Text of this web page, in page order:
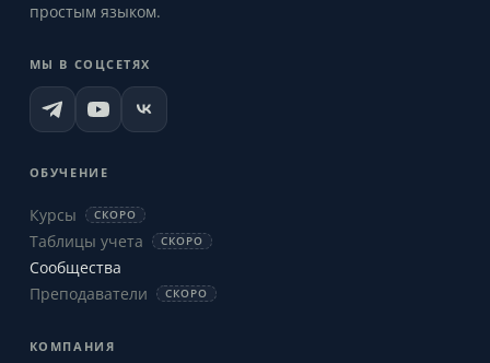
простым языком.
МЫ В СОЦСЕТЯХ
ОБУЧЕНИЕ
Курсы СКОРО
Таблицы учета СКОРО
Сообщества
Преподаватели
СКОРО
КОМПАНИЯ